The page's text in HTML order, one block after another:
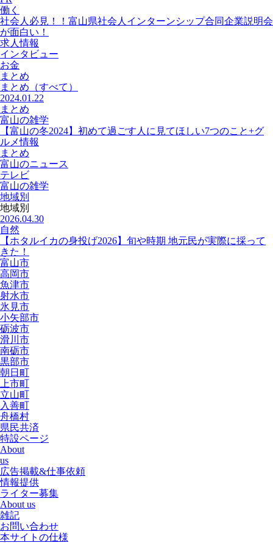
働く
社会人必見！！富山県社会人インターンシップ合同企業説明会
が面白い！
求人情報
インタビュー
お金
まとめ
まとめ （すべて）
2024.01.22
まとめ
富山の雑学
【富山の冬2024】初めて過ごす人に見てほしい7つのこと+グ
ルメ情報
まとめ
富山のニュース
テレビ
富山の雑学
地域別
地域別
2026.04.30
自然
【ホタルイカの身投げ2026】旬や時期 地元民が実際に採って
きた！
富山市
高岡市
魚津市
射水市
氷見市
小矢部市
砺波市
滑川市
南砺市
黒部市
朝日町
上市町
立山町
入善町
舟橋村
県民共済
特設ページ
About
us
広告掲載&仕事依頼
情報提供
ライター募集
About us
雑記
お問い合わせ
本サイトの仕様